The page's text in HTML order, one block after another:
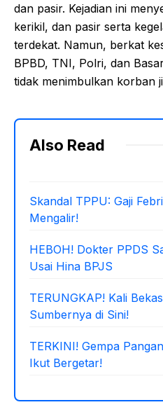
dan pasir. Kejadian ini
kerikil, dan pasir serta
terdekat. Namun, berkat
BPBD, TNI, Polri, dan
tidak menimbulkan korban
Also Read
Skandal TPPU: Gaji
Mengalir!
HEBOH! Dokter PPDS
Usai Hina BPJS
TERUNGKAP! Kali
Sumbernya di Sini!
TERKINI! Gempa
Ikut Bergetar!